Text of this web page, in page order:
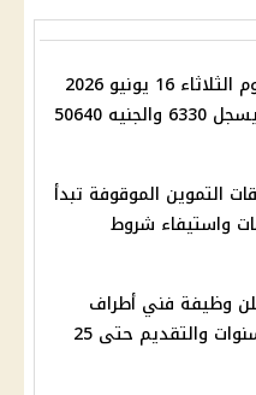
أسعار الذهب اليوم الثلاثاء 16 يونيو 2026
تستقر وعيار 21 يسجل 6330 والجنيه 50640
التموين الموقوفة تبدأ
واستيفاء شروط
وظيفة فني أطراف
صناعية بخبرة 5 سنوات والتقديم حتى 25